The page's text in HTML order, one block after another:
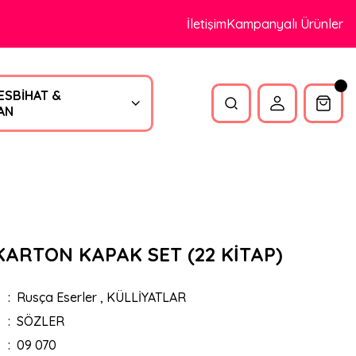
İletişimKampanyalı Ürünler
&
KAPAK SET (22 KİTAP)
Rusça Eserler , KÜLLİYATLAR
SÖZLER
09 070